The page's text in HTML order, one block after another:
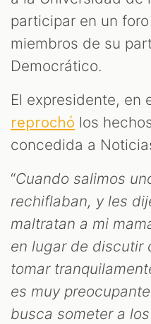
participar en un
miembros de su
Democrático.
El expresidente, en
reprochó los
concedida a
“Cuando salimos
rechiflaban, y les
maltratan a mi
en lugar de discutir
tomar
es muy
busca someter a